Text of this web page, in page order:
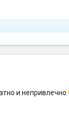
и непривлечно